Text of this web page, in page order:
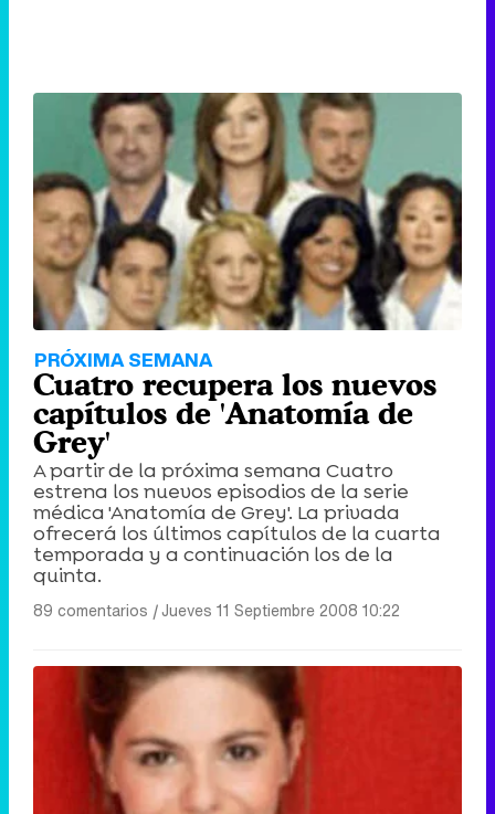
PRÓXIMA SEMANA
Cuatro recupera los nuevos
capítulos de 'Anatomía de
Grey'
A partir de la próxima semana Cuatro
estrena los nuevos episodios de la serie
médica 'Anatomía de Grey'. La privada
ofrecerá los últimos capítulos de la cuarta
temporada y a continuación los de la
quinta.
89 comentarios |Jueves 11 Septiembre 2008 10:22